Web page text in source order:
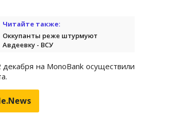
Читайте также:
Оккупанты реже штурмуют
Авдеевку - ВСУ
на MonoBank осуществили